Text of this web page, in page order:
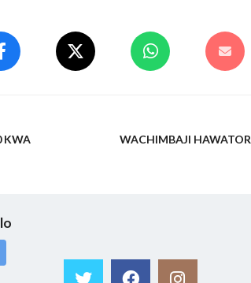
KWA
WACHIMBAJI